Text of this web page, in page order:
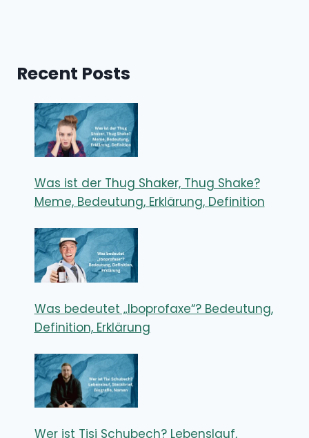
Recent Posts
Was ist der Thug Shaker, Thug Shake?
Meme, Bedeutung, Erklärung, Definition
Was bedeutet „Iboprofaxe“? Bedeutung,
Definition, Erklärung
Wer ist Tisi Schubech? Lebenslauf,